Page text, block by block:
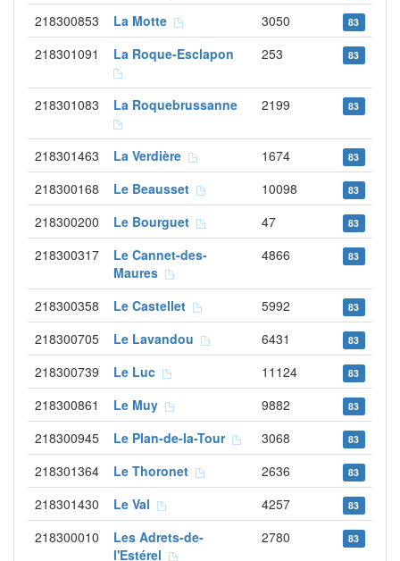
218300853 La Motte 3050 83
218301091 La Roque-Esclapon 253 83
218301083 La Roquebrussanne 2199 83
218301463 La Verdière 1674 83
218300168 Le Beausset 10098 83
218300200 Le Bourguet 47 83
218300317
Le Cannet-des-
Maures
4866 83
218300358 Le Castellet 5992 83
218300705 Le Lavandou 6431 83
218300739 Le Luc 11124 83
218300861 Le Muy 9882 83
218300945 Le Plan-de-la-Tour 3068 83
218301364 Le Thoronet 2636 83
218301430 Le Val 4257 83
218300010
Les Adrets-de-
l'Estérel
2780 83